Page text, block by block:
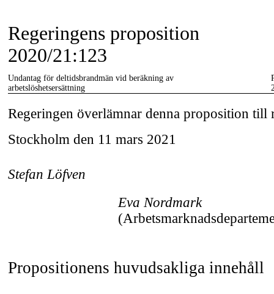
Regeringens proposition
2020/21:123
Undantag för deltidsbrandmän vid beräkning av
arbetslöshetsersättning
Regeringen överlämnar denna proposition till
Stockholm den 11 mars 2021
Stefan Löfven
Eva Nordmark
Propositionens huvudsakliga innehåll